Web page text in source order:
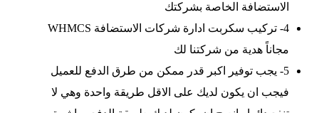
الاستضافة الخاصة بشركتك
4- تركيب سكربت ادارة شركات الاستضافة WHMCS
مجاناً هدية من شركتنا لك
5- يجب توفير اكبر قدر ممكن من طرق الدفع للعميل
فيجب ان يكون لديك على الاقل طريقة واحدة وهي لا